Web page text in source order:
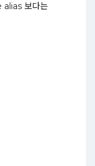
alias 보다는